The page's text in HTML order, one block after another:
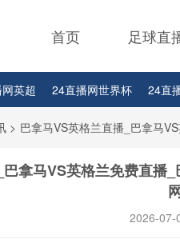
首页 足球直
英超 24直播网世界杯 24直
意甲 24直播网法甲 24直播
> 巴拿马VS英格兰直播_巴拿马
拿马VS英格兰免费直播
2026-07-